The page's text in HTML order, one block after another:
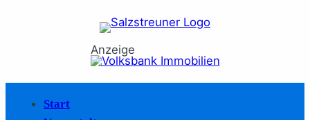
Anzeige
Start